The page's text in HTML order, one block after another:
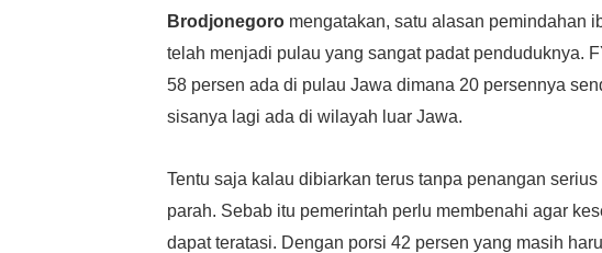
Brodjonegoro mengatakan, satu alasan pemindahan
telah menjadi pulau yang sangat padat penduduknya.
58 persen ada di pulau Jawa dimana 20 persennya
sisanya lagi ada di wilayah luar Jawa.
Tentu saja kalau dibiarkan terus tanpa penangan
parah. Sebab itu pemerintah perlu membenahi agar
dapat teratasi. Dengan porsi 42 persen yang masih